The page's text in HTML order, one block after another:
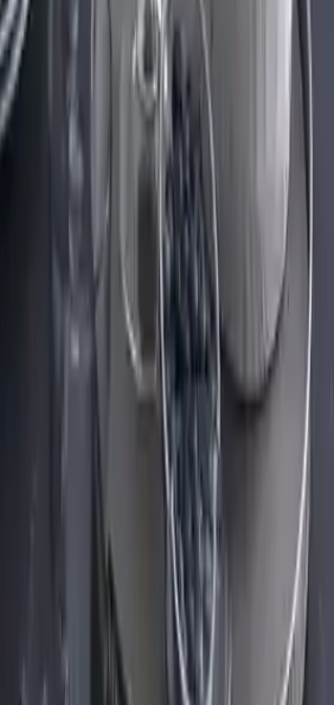
alfa-24-parca-6-kisilik-yemek-takimi-
Beğen